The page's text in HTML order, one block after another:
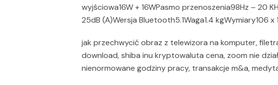
wyjściowa16W + 16WPasmo przenoszenia98Hz – 20
25dB (A)Wersja Bluetooth5.1Waga1.4 kgWymiary106 x
jak przechwycić obraz z telewizora na komputer,
download, shiba inu kryptowaluta cena, zoom nie
nienormowane godziny pracy, transakcje m&a,